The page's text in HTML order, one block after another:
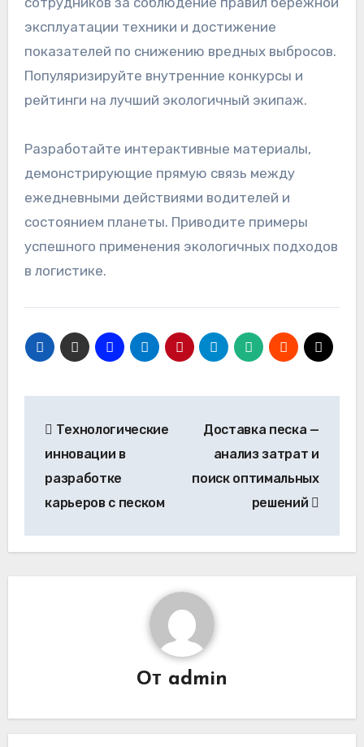
эксплуатации техники и достижение
показателей по снижению вредных выбросов.
Популяризируйте внутренние конкурсы и
рейтинги на лучший экологичный экипаж.
Разработайте интерактивные материалы,
демонстрирующие прямую связь между
ежедневными действиями водителей и
состоянием планеты. Приводите примеры
успешного применения экологичных подходов
в логистике.
по
записям
Технологические
инновации в
разработке
карьеров с песком
Доставка песка —
анализ затрат и
поиск оптимальных
решений
От admin